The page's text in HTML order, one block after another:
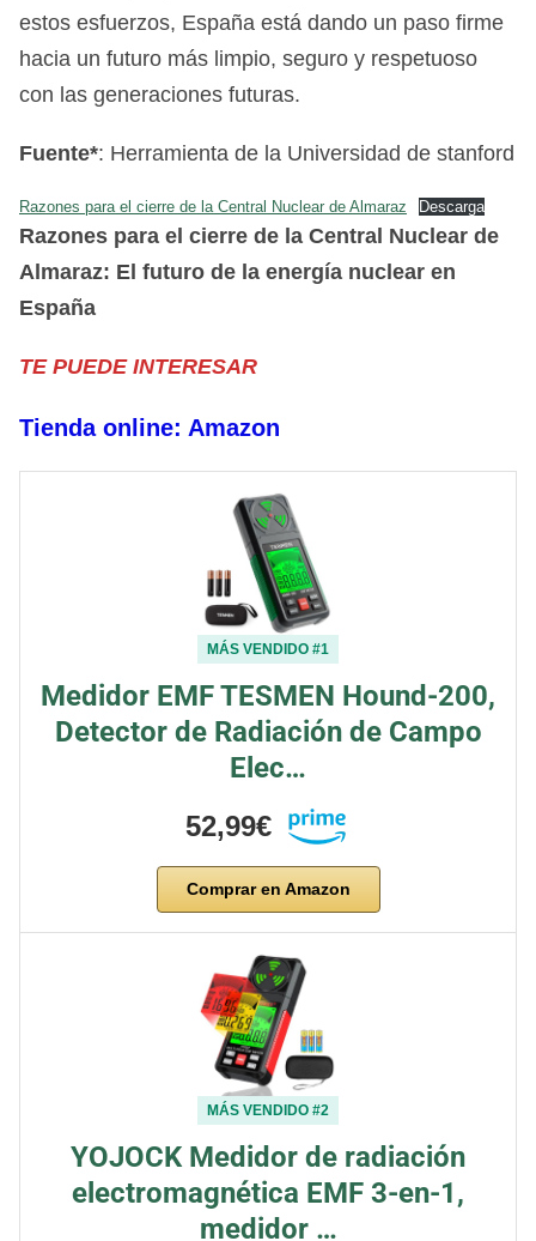
estos esfuerzos, España está dando un paso firme
hacia un futuro más limpio, seguro y respetuoso
con las generaciones futuras.
Fuente*: Herramienta de la Universidad de stanford
Razones para el cierre de la Central Nuclear de Almaraz Descarga
Razones para el cierre de la Central Nuclear de
Almaraz: El futuro de la energía nuclear en
España
TE PUEDE INTERESAR
Tienda online: Amazon
MÁS VENDIDO #1
Medidor EMF TESMEN Hound-200,
Detector de Radiación de Campo
Elec…
52,99€
Comprar en Amazon
MÁS VENDIDO #2
YOJOCK Medidor de radiación
electromagnética EMF 3-en-1,
medidor …